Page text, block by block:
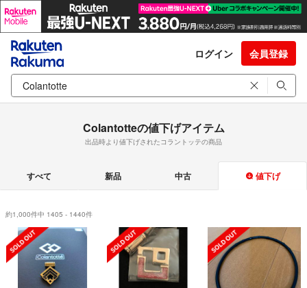
ログイン 会員登録
Colantotteの値下げアイテム
出品時より値下げされたコラントッテの商品
すべて 新品 中古 値下げ
約1,000件中 1405 - 1440件